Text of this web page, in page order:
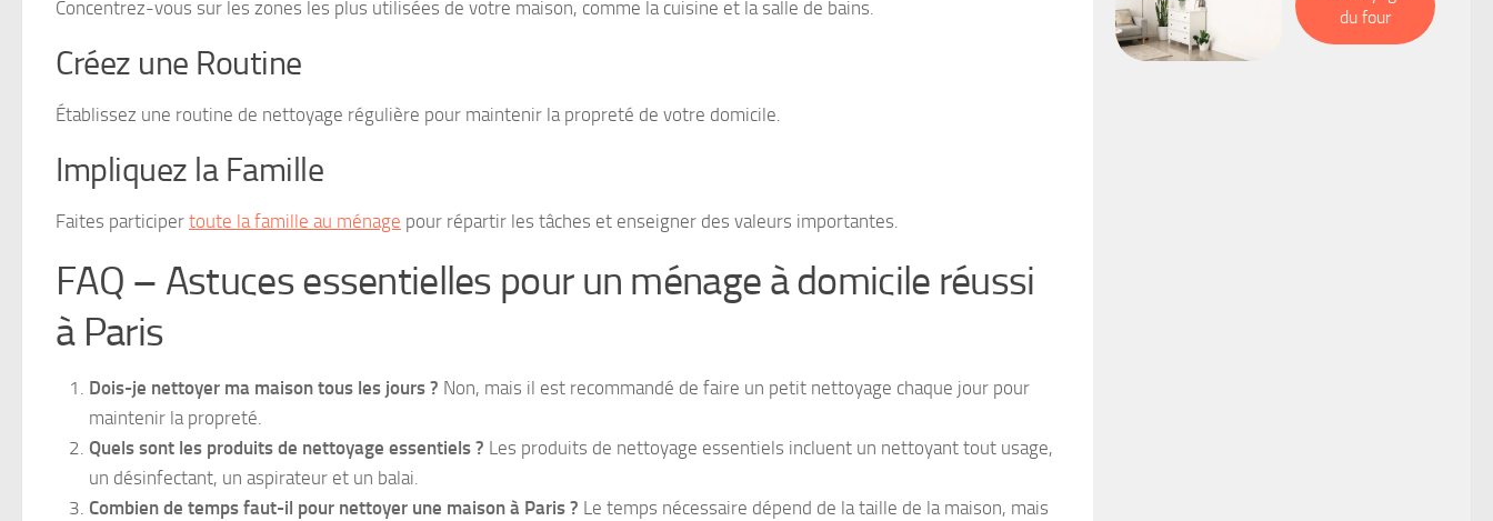
Concentrez-vous sur les zones les plus utilisées de votre maison, comme la cuisine et la salle de bains.
Créez une Routine
Établissez une routine de nettoyage régulière pour maintenir la propreté de votre domicile.
Impliquez la Famille
Faites participer toute la famille au ménage pour répartir les tâches et enseigner des valeurs importantes.
FAQ – Astuces essentielles pour un ménage à domicile réussi
à Paris
Dois-je nettoyer ma maison tous les jours ? Non, mais il est recommandé de faire un petit nettoyage chaque jour pour
maintenir la propreté.
Quels sont les produits de nettoyage essentiels ? Les produits de nettoyage essentiels incluent un nettoyant tout usage,
un désinfectant, un aspirateur et un balai.
Combien de temps faut-il pour nettoyer une maison à Paris ? Le temps nécessaire dépend de la taille de la maison, mais
du four